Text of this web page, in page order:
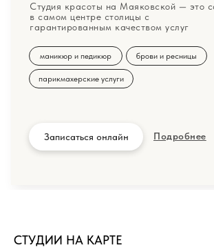
Подробнее
парикмахерские услуги
брови и ресницы
маникюр и педикюр
Записаться онлайн
Студия красоты на Маяковской — это
в самом центре столицы с
гарантированным качеством услуг
СТУДИИ НА КАРТЕ